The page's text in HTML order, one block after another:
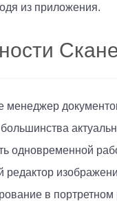
из приложения.
менеджер
одновременной
редактор
в